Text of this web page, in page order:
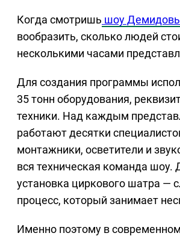
Когда смотришь шоу
вообразить, сколько людей
несколькими часами
Для создания программы
35 тонн оборудования,
техники. Над каждым
работают десятки
монтажники, осветители и
вся техническая команда шоу.
установка циркового шатра —
процесс, который занимает
Именно поэтому в